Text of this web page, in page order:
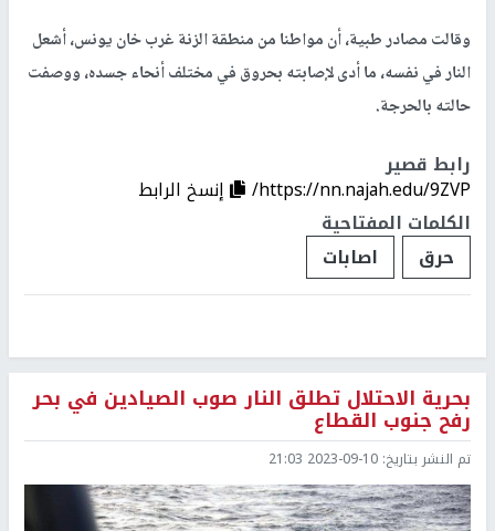
وقالت مصادر طبية، أن مواطنا من منطقة الزنة غرب خان يونس، أشعل
النار في نفسه، ما أدى لإصابته بحروق في مختلف أنحاء جسده، ووصفت
حالته بالحرجة.
رابط قصير
https://nn.najah.edu/9ZVP/
إنسخ الرابط
الكلمات المفتاحية
حرق
اصابات
بحرية الاحتلال تطلق النار صوب الصيادين في بحر
رفح جنوب القطاع
تم النشر بتاريخ: 2023-09-10 21:03